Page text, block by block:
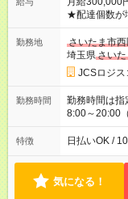
★配達個数が
ど！ ・主要都市エリア 月収55万円／週5日稼働 月収65万~112
万円／週6日稼働 ・地方郊外エリア 月収40万円／週
収40万円~50万円／週6日稼
円 (27歳男性/
(日休み) ■月収80万円(43歳男性/墨田区在住)※元営業 1日200個
勤務地
さいたま市
埼玉県さい
JCSロジス
勤務時間
勤務時間は指
8:00～20:00
は週4も有り
案件により
特徴 日払いOK /
気になる！